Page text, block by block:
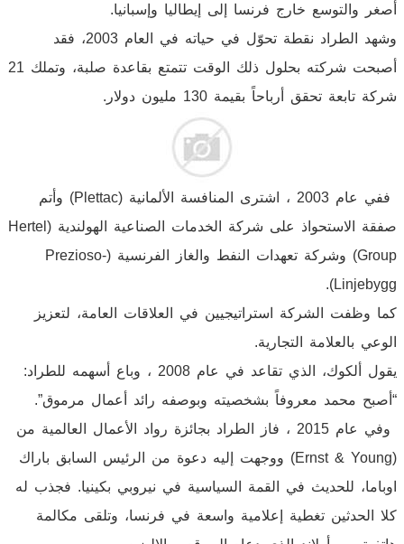
أصغر والتوسع خارج فرنسا إلى إيطاليا وإسبانيا.
وشهد الطراد نقطة تحوّل في حياته في العام 2003، فقد
أصبحت شركته بحلول ذلك الوقت تتمتع بقاعدة صلبة، وتملك 21
شركة تابعة تحقق أرباحاً بقيمة 130 مليون دولار.
ففي عام 2003 ، اشترى المنافسة الألمانية (Plettac) وأتم
صفقة الاستحواذ على شركة الخدمات الصناعية الهولندية (Hertel
Group) وشركة تعهدات النفط والغاز الفرنسية (Prezioso-
Linjebygg).
كما وظفت الشركة استراتيجيين في العلاقات العامة، لتعزيز
الوعي بالعلامة التجارية.
يقول ألكوك، الذي تقاعد في عام 2008 ، وباع أسهمه للطراد:
“أصبح محمد معروفاً بشخصيته وبوصفه رائد أعمال مرموق”.
وفي عام 2015 ، فاز الطراد بجائزة رواد الأعمال العالمية من
(Ernst & Young) ووجهت إليه دعوة من الرئيس السابق باراك
اوباما، للحديث في القمة السياسية في نيروبي بكينيا. فجذب له
كلا الحدثين تغطية إعلامية واسعة في فرنسا، وتلقى مكالمة